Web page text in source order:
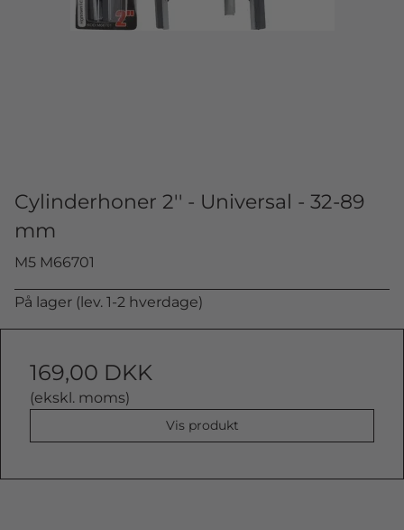
Cylinderhoner 2'' - Universal - 32-89
mm
M5 M66701
På lager (lev. 1-2 hverdage)
169,00 DKK
(ekskl. moms)
Vis produkt